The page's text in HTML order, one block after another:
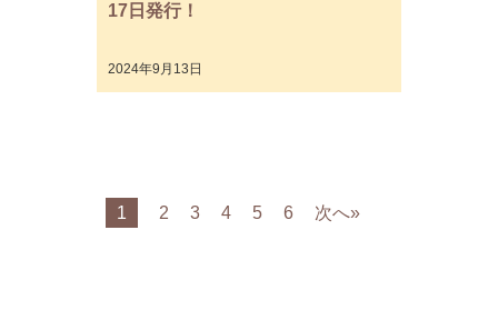
17日発行！
2024年9月13日
1 2 3 4 5 6 次へ»